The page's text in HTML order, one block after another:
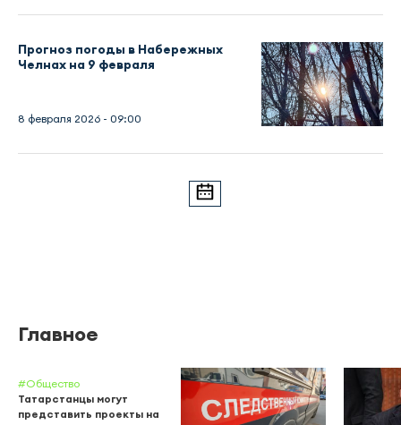
Прогноз погоды в Набережных
Челнах на 9 февраля
8 февраля 2026 - 09:00
Главное
#Общество
Татарстанцы могут
представить проекты на